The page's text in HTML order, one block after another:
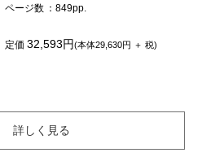
ページ数 ：849pp.
定価32,593円(本体29,630円 ＋ 税)
詳しく見る